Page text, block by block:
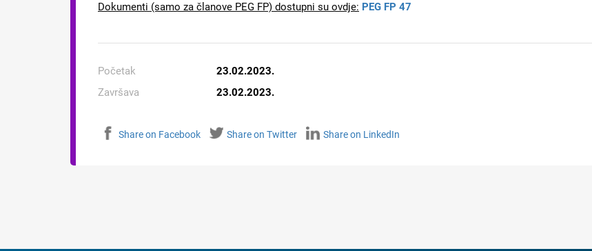
Dokumenti (samo za članove PEG FP) dostupni su ovdje: PEG FP 47
Početak
23.02.2023.
Završava
23.02.2023.
Share on Facebook Share on Twitter Share on LinkedIn